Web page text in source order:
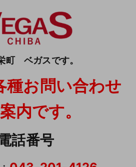
ベガスです。
種お問い合わせ
内です。
話番号